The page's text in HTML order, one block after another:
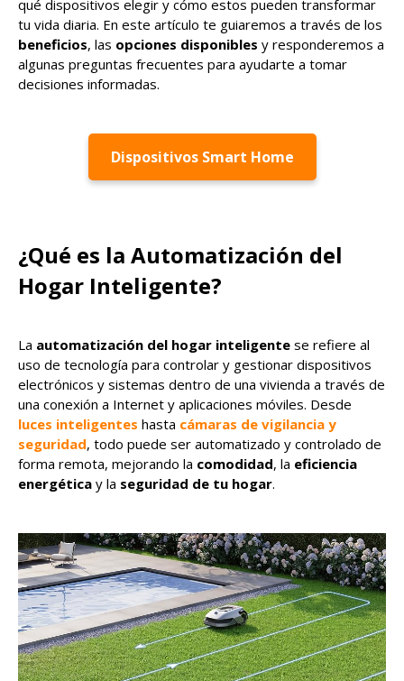
qué dispositivos elegir y cómo estos pueden transformar
tu vida diaria. En este artículo te guiaremos a través de los
beneficios, las opciones disponibles y responderemos a
algunas preguntas frecuentes para ayudarte a tomar
decisiones informadas.
Dispositivos Smart Home
¿Qué es la Automatización del
Hogar Inteligente?
La automatización del hogar inteligente se refiere al
uso de tecnología para controlar y gestionar dispositivos
electrónicos y sistemas dentro de una vivienda a través de
una conexión a Internet y aplicaciones móviles. Desde
luces inteligentes hasta cámaras de vigilancia y
seguridad, todo puede ser automatizado y controlado de
forma remota, mejorando la comodidad, la eficiencia
energética y la seguridad de tu hogar.